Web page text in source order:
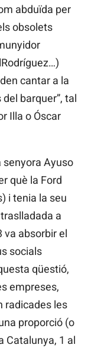
abduïda per
obsolets
cantar a la
barquer”, tal
Illa o Óscar
senyora Ayuso
què la Ford
i tenia la seu
a
va absorbir el
socials
qüestió,
empreses,
radicades les
proporció (o
Catalunya, 1 al